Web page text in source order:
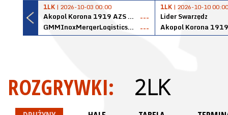
1LK | 2026-10-03 00:00
Akopol Korona 1919 AZS PK Kraków
---
GMMInoxMergerLogisticsPanteryŁańcut
---
1LK | 2026-10-10 00:00
Lider Swarzędz
ROZGRYWKI: 2LK